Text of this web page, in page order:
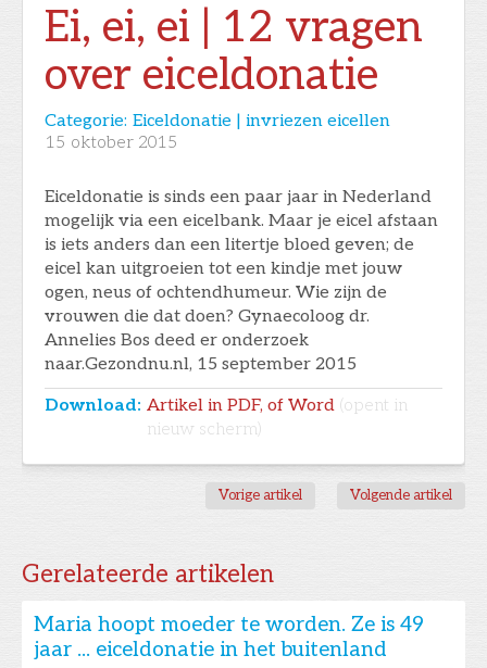
Ei, ei, ei | 12 vragen
over eiceldonatie
Categorie: Eiceldonatie | invriezen eicellen
15 oktober 2015
Eiceldonatie is sinds een paar jaar in Nederland
mogelijk via een eicelbank. Maar je eicel afstaan
is iets anders dan een litertje bloed geven; de
eicel kan uitgroeien tot een kindje met jouw
ogen, neus of ochtendhumeur. Wie zijn de
vrouwen die dat doen? Gynaecoloog dr.
Annelies Bos deed er onderzoek
naar.Gezondnu.nl, 15 september 2015
Download: Artikel in PDF, of Word (opent in
nieuw scherm)
Vorige artikel Volgende artikel
Gerelateerde artikelen
Maria hoopt moeder te worden. Ze is 49
jaar ... eiceldonatie in het buitenland